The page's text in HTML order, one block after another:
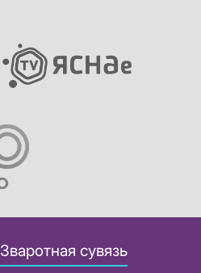
Зваротная сувязь